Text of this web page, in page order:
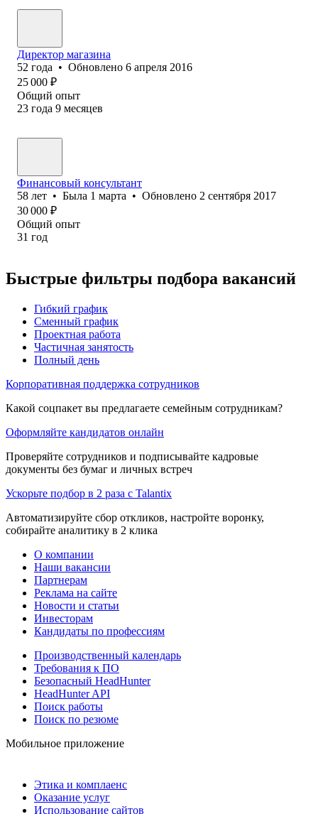
Директор магазина
52 года • Обновлено 6 апреля 2016
25 000 ₽
Общий опыт
23 года 9 месяцев
Финансовый консультант
58 лет • Была 1 марта • Обновлено 2 сентября 2017
30 000 ₽
Общий опыт
31 год
Быстрые фильтры подбора вакансий
Гибкий график
Сменный график
Проектная работа
Частичная занятость
Полный день
Корпоративная поддержка сотрудников
Какой соцпакет вы предлагаете семейным сотрудникам?
Оформляйте кандидатов онлайн
Проверяйте сотрудников и подписывайте кадровые
документы без бумаг и личных встреч
Ускорьте подбор в 2 раза с Talantix
Автоматизируйте сбор откликов, настройте воронку,
собирайте аналитику в 2 клика
О компании
Наши вакансии
Партнерам
Реклама на сайте
Новости и статьи
Инвесторам
Кандидаты по профессиям
Производственный календарь
Требования к ПО
Безопасный HeadHunter
HeadHunter API
Поиск работы
Поиск по резюме
Мобильное приложение
Этика и комплаенс
Оказание услуг
Использование сайтов